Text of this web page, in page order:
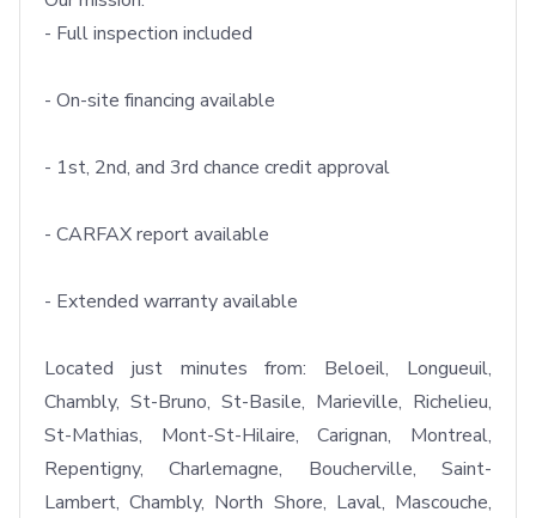
- Full inspection included
- On-site financing available
- 1st, 2nd, and 3rd chance credit approval
- CARFAX report available
- Extended warranty available
Located just minutes from: Beloeil, Longueuil,
Chambly, St-Bruno, St-Basile, Marieville, Richelieu,
St-Mathias, Mont-St-Hilaire, Carignan, Montreal,
Repentigny, Charlemagne, Boucherville, Saint-
Lambert, Chambly, North Shore, Laval, Mascouche,